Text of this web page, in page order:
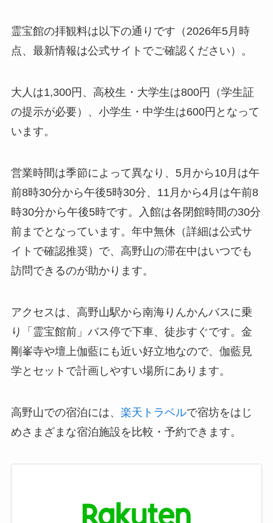
霊宝館の拝観料は以下の通りです（2026年5月時
点、最新情報は公式サイトでご確認ください）。
大人は1,300円、高校生・大学生は800円（学生証
の提示が必要）、小学生・中学生は600円となって
います。
営業時間は季節によって異なり、5月から10月は午
前8時30分から午後5時30分、11月から4月は午前8
時30分から午後5時です。入館は各閉館時間の30分
前までとなっています。年中無休（詳細は公式サ
イトで確認推奨）で、高野山の滞在中はいつでも
訪問できるのが助かります。
アクセスは、高野山駅から南海りんかんバスに乗
り「霊宝館前」バス停で下車、徒歩すぐです。金
剛峯寺や壇上伽藍にも近い好立地なので、伽藍見
学とセットで計画しやすい場所にあります。
高野山での宿泊には、 楽天トラベルで宿坊をはじ
めさまざまな宿泊施設を比較・予約できます。